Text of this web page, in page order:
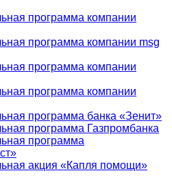
программа компании
программа компании msg
программа компании
программа компании
программа банка «Зенит»
программа Газпромбанка
программа
акция «Капля помощи»